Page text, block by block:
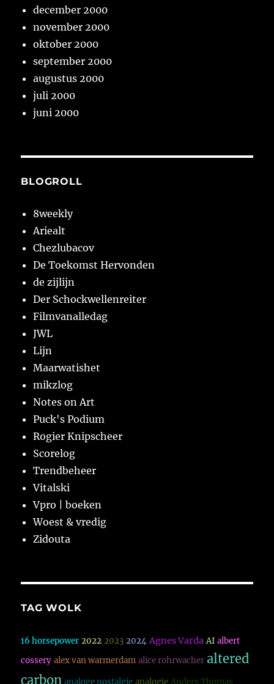
december 2000
november 2000
oktober 2000
september 2000
augustus 2000
juli 2000
juni 2000
BLOGROLL
8weekly
Ariealt
Chezlubacov
De Toekomst Hervonden
de zijlijn
Der Schockwellenreiter
Filmvanalledag
JWL
Lijn
Maarwatishet
mikzlog
Notes on Art
Puck's Podium
Rogier Knipscheer
Scorelog
Trendbeheer
Vitalski
Vpro | boeken
Woest & vredig
Zidouta
TAG WOLK
16 horsepower 2022 2023 2024 Agnes Varda AI albert
cossery alex van warmerdam alice rohrwacher altered
carbon